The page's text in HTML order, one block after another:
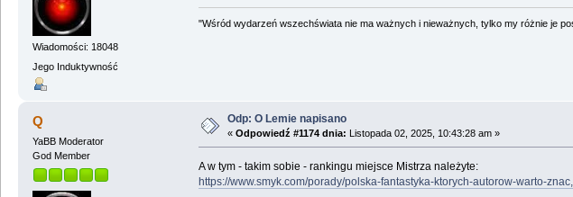
Wiadomości: 18048
Jego Induktywność
"Wśród wydarzeń wszechświata nie ma ważnych i nieważnych, tylko my różnie je
Q
YaBB Moderator
God Member
Odp: O Lemie napisano
« Odpowiedź #1174 dnia: Listopada 02, 2025, 10:43:28 am »
A w tym - takim sobie - rankingu miejsce Mistrza należyte:
https://www.smyk.com/porady/polska-fantastyka-ktorych-autorow-warto-